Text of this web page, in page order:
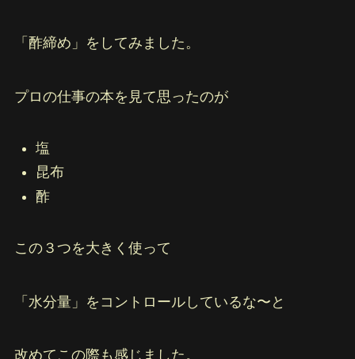
「酢締め」をしてみました。
プロの仕事の本を見て思ったのが
塩
昆布
酢
この３つを大きく使って
「水分量」をコントロールしているな〜と
改めてこの際も感じました。